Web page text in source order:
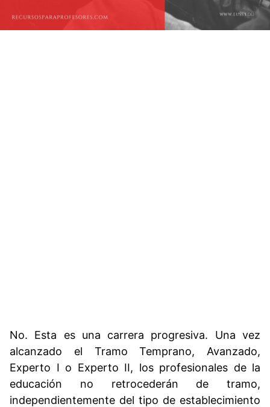
No. Esta es una carrera progresiva. Una vez
alcanzado el Tramo Temprano, Avanzado,
Experto I o Experto II, los profesionales de la
educación no retrocederán de tramo,
independientemente del tipo de establecimiento